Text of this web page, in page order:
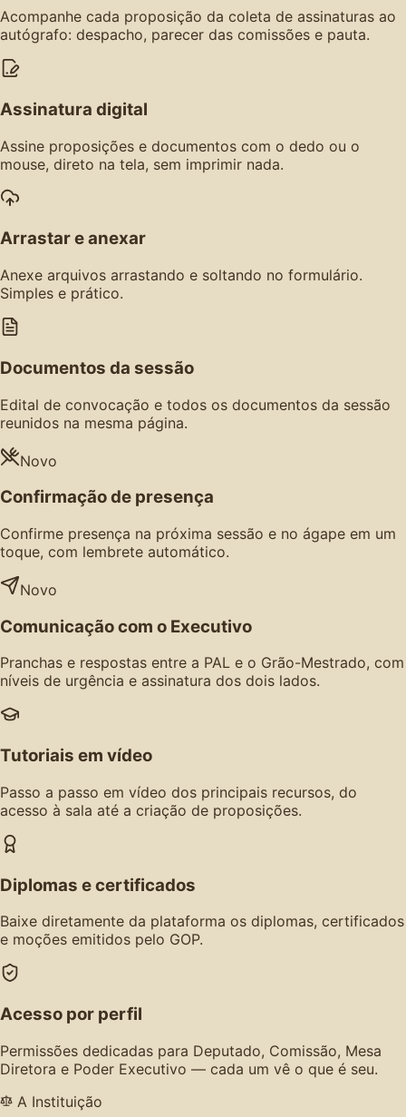
Acompanhe cada proposição da coleta de assinaturas ao
autógrafo: despacho, parecer das comissões e pauta.
Assinatura digital
Assine proposições e documentos com o dedo ou o
mouse, direto na tela, sem imprimir nada.
Arrastar e anexar
Anexe arquivos arrastando e soltando no formulário.
Simples e prático.
Documentos da sessão
Edital de convocação e todos os documentos da sessão
reunidos na mesma página.
Novo
Confirmação de presença
Confirme presença na próxima sessão e no ágape em um
toque, com lembrete automático.
Novo
Comunicação com o Executivo
Pranchas e respostas entre a PAL e o Grão-Mestrado, com
níveis de urgência e assinatura dos dois lados.
Tutoriais em vídeo
Passo a passo em vídeo dos principais recursos, do
acesso à sala até a criação de proposições.
Diplomas e certificados
Baixe diretamente da plataforma os diplomas, certificados
e moções emitidos pelo GOP.
Acesso por perfil
Permissões dedicadas para Deputado, Comissão, Mesa
Diretora e Poder Executivo — cada um vê o que é seu.
A Instituição